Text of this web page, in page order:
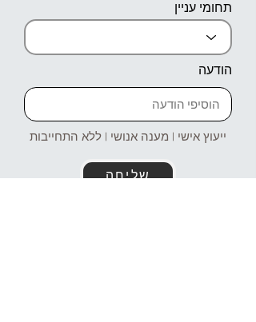
תחומי עניין
הודעה
ייעוץ אישי | מענה אנושי | ללא התחייבות
שליחה